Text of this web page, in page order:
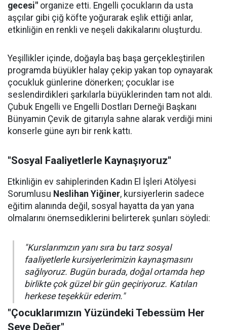
gecesi" organize etti. Engelli çocukların da usta
aşçılar gibi çiğ köfte yoğurarak eşlik ettiği anlar,
etkinliğin en renkli ve neşeli dakikalarını oluşturdu.
Yeşillikler içinde, doğayla baş başa gerçekleştirilen
programda büyükler halay çekip yakan top oynayarak
çocukluk günlerine dönerken; çocuklar ise
seslendirdikleri şarkılarla büyüklerinden tam not aldı.
Çubuk Engelli ve Engelli Dostları Derneği Başkanı
Bünyamin Çevik de gitarıyla sahne alarak verdiği mini
konserle güne ayrı bir renk kattı.
"Sosyal Faaliyetlerle Kaynaşıyoruz"
Etkinliğin ev sahiplerinden Kadın El İşleri Atölyesi
Sorumlusu Neslihan Yiğiner, kursiyerlerin sadece
eğitim alanında değil, sosyal hayatta da yan yana
olmalarını önemsediklerini belirterek şunları söyledi:
"Kurslarımızın yanı sıra bu tarz sosyal
faaliyetlerle kursiyerlerimizin kaynaşmasını
sağlıyoruz. Bugün burada, doğal ortamda hep
birlikte çok güzel bir gün geçiriyoruz. Katılan
herkese teşekkür ederim."
"Çocuklarımızın Yüzündeki Tebessüm Her
Şeye Değer"